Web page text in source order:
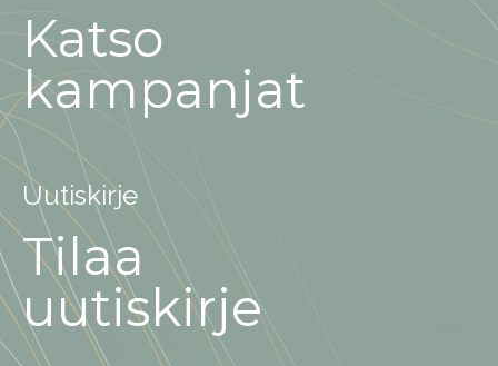
Katso
kampanjat
Uutiskirje
Tilaa
uutiskirje